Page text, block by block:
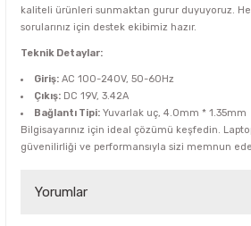
kaliteli ürünleri sunmaktan gurur duyuyoruz.
sorularınız için destek ekibimiz hazır.
Teknik Detaylar:
Giriş: AC 100-240V, 50-60Hz
Çıkış: DC 19V, 3.42A
Bağlantı Tipi: Yuvarlak uç, 4.0mm * 1.35mm
Bilgisayarınız için ideal çözümü keşfedin.
güvenilirliği ve performansıyla sizi memnun
Yorumlar